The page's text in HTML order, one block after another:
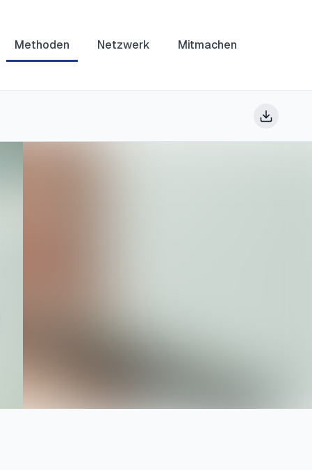
Methoden Netzwerk Mitmachen